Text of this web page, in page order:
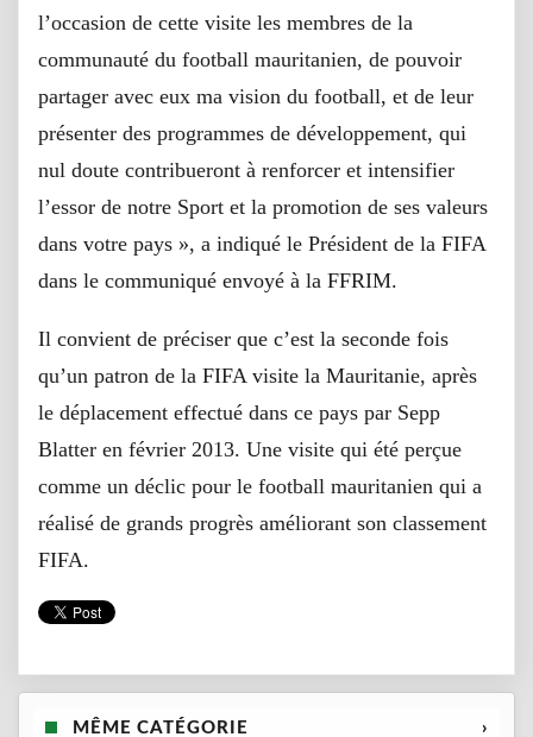
l’occasion de cette visite les membres de la
communauté du football mauritanien, de pouvoir
partager avec eux ma vision du football, et de leur
présenter des programmes de développement, qui
nul doute contribueront à renforcer et intensifier
l’essor de notre Sport et la promotion de ses valeurs
dans votre pays », a indiqué le Président de la FIFA
dans le communiqué envoyé à la FFRIM.
Il convient de préciser que c’est la seconde fois
qu’un patron de la FIFA visite la Mauritanie, après
le déplacement effectué dans ce pays par Sepp
Blatter en février 2013. Une visite qui été perçue
comme un déclic pour le football mauritanien qui a
réalisé de grands progrès améliorant son classement
FIFA.
MÊME CATÉGORIE ›